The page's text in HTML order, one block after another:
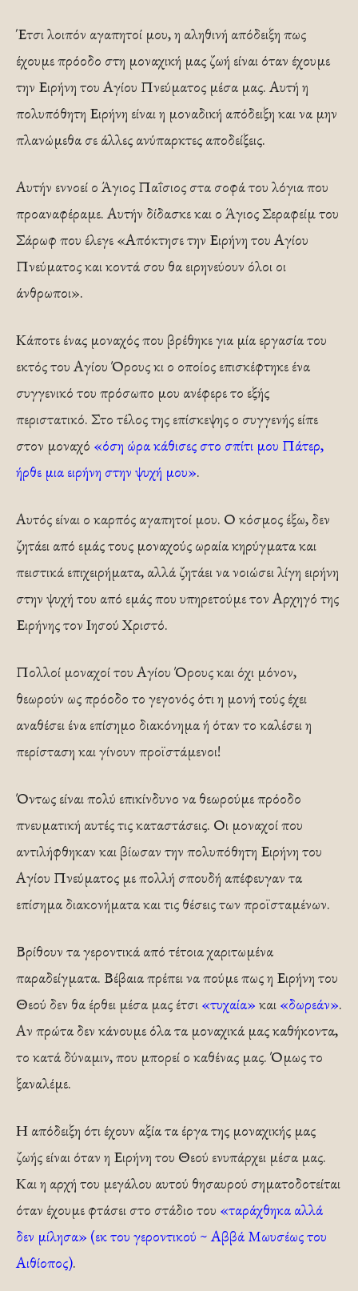
Έτσι λοιπόν αγαπητοί μου, η αληθινή απόδειξη πως
έχουμε πρόοδο στη μοναχική μας ζωή είναι όταν έχουμε
την Ειρήνη του Αγίου Πνεύματος μέσα μας. Αυτή η
πολυπόθητη Ειρήνη είναι η μοναδική απόδειξη και να μην
πλανώμεθα σε άλλες ανύπαρκτες αποδείξεις.
Αυτήν εννοεί ο Άγιος Παΐσιος στα σοφά του λόγια που
προαναφέραμε. Αυτήν δίδασκε και ο Άγιος Σεραφείμ του
Σάρωφ που έλεγε «Απόκτησε την Ειρήνη του Αγίου
Πνεύματος και κοντά σου θα ειρηνεύουν όλοι οι
άνθρωποι».
Κάποτε ένας μοναχός που βρέθηκε για μία εργασία του
εκτός του Αγίου Όρους κι ο οποίος επισκέφτηκε ένα
συγγενικό του πρόσωπο μου ανέφερε το εξής
περιστατικό. Στο τέλος της επίσκεψης ο συγγενής είπε
στον μοναχό «όση ώρα κάθισες στο σπίτι μου Πάτερ,
ήρθε μια ειρήνη στην ψυχή μου».
Αυτός είναι ο καρπός αγαπητοί μου. Ο κόσμος έξω, δεν
ζητάει από εμάς τους μοναχούς ωραία κηρύγματα και
πειστικά επιχειρήματα, αλλά ζητάει να νοιώσει λίγη ειρήνη
στην ψυχή του από εμάς που υπηρετούμε τον Αρχηγό της
Ειρήνης τον Ιησού Χριστό.
Πολλοί μοναχοί του Αγίου Όρους και όχι μόνον,
θεωρούν ως πρόοδο το γεγονός ότι η μονή τούς έχει
αναθέσει ένα επίσημο διακόνημα ή όταν το καλέσει η
περίσταση και γίνουν προϊστάμενοι!
Όντως είναι πολύ επικίνδυνο να θεωρούμε πρόοδο
πνευματική αυτές τις καταστάσεις. Οι μοναχοί που
αντιλήφθηκαν και βίωσαν την πολυπόθητη Ειρήνη του
Αγίου Πνεύματος με πολλή σπουδή απέφευγαν τα
επίσημα διακονήματα και τις θέσεις των προϊσταμένων.
Βρίθουν τα γεροντικά από τέτοια χαριτωμένα
παραδείγματα. Βέβαια πρέπει να πούμε πως η Ειρήνη του
Θεού δεν θα έρθει μέσα μας έτσι «τυχαία» και «δωρεάν».
Αν πρώτα δεν κάνουμε όλα τα μοναχικά μας καθήκοντα,
το κατά δύναμιν, που μπορεί ο καθένας μας. Όμως το
ξαναλέμε.
Η απόδειξη ότι έχουν αξία τα έργα της μοναχικής μας
ζωής είναι όταν η Ειρήνη του Θεού ενυπάρχει μέσα μας.
Και η αρχή του μεγάλου αυτού θησαυρού σηματοδοτείται
όταν έχουμε φτάσει στο στάδιο του «ταράχθηκα αλλά
δεν μίλησα» (εκ του γεροντικού ~ Αββά Μωυσέως του
Αιθίοπος).